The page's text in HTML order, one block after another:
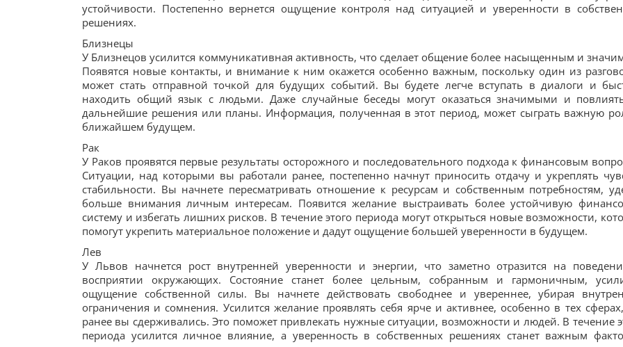
устойчивости. Постепенно вернется ощущение контроля над ситуацией и уверенности в
решениях.
Близнецы
У Близнецов усилится коммуникативная активность, что сделает общение более насыщенным и
Появятся новые контакты, и внимание к ним окажется особенно важным, поскольку один из
может стать отправной точкой для будущих событий. Вы будете легче вступать в диалоги и
находить общий язык с людьми. Даже случайные беседы могут оказаться значимыми и
дальнейшие решения или планы. Информация, полученная в этот период, может сыграть важную
ближайшем будущем.
Рак
У Раков проявятся первые результаты осторожного и последовательного подхода к финансовым
Ситуации, над которыми вы работали ранее, постепенно начнут приносить отдачу и укреплять
стабильности. Вы начнете пересматривать отношение к ресурсам и собственным потребностям,
больше внимания личным интересам. Появится желание выстраивать более устойчивую
систему и избегать лишних рисков. В течение этого периода могут открыться новые возможности,
помогут укрепить материальное положение и дадут ощущение большей уверенности в будущем.
Лев
У Львов начнется рост внутренней уверенности и энергии, что заметно отразится на
восприятии окружающих. Состояние станет более цельным, собранным и гармоничным,
ощущение собственной силы. Вы начнете действовать свободнее и увереннее, убирая
ограничения и сомнения. Усилится желание проявлять себя ярче и активнее, особенно в тех
ранее вы сдерживались. Это поможет привлекать нужные ситуации, возможности и людей. В течение
периода усилится личное влияние, а уверенность в собственных решениях станет важным